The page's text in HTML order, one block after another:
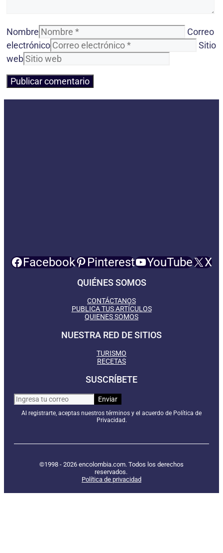
Nombre
Correo
electrónico
Sitio
web
Facebook Pinterest YouTube X
QUIÉNES SOMOS
CONTÁCTANOS
PUBLICA TUS ARTÍCULOS
QUIENES SOMOS
NUESTRA RED DE SITIOS
TURISMO
RECETAS
SUSCRÍBETE
Al registrarte, aceptas nuestros términos y el acuerdo de Política de
Privacidad.
©1998 - 2026 encolombia.com. Todos los derechos
reservados.
Política de privacidad